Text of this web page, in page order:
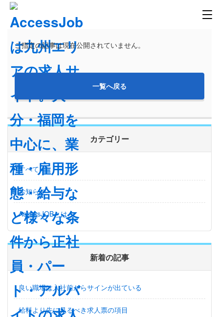
ご指定の記事は現在公開されていません。
一覧へ戻る
カテゴリー
すべて
お知らせ
AccessJOBとは
新着の記事
良い職場は入社前からサインが出ている
給料より先に見るべき求人票の項目